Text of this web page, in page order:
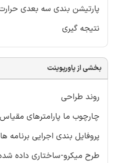
پارتیشن بندی سه بعدی
نتیجه گیری
بخشی از پاورپوینت
روند طراحی
چارچوب ما پارامترهای
پروفایل بندی اجرایی برنامه
طرح میکرو-ساختاری داده